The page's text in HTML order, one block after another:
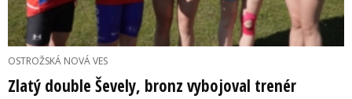
OSTROŽSKÁ NOVÁ VES
Zlatý double Ševely, bronz vybojoval trenér